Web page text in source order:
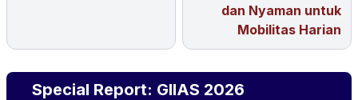
dan Nyaman untuk
Mobilitas Harian
Special Report: GIIAS 2026